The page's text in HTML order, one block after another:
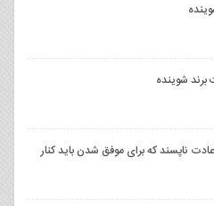
فروش برند تجاری/۱۰ عادت ناپسند که برای موفق شدن باید کنار